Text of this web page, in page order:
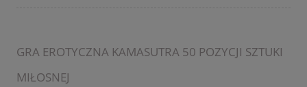
GRA EROTYCZNA KAMASUTRA 50 POZYCJI SZTUKI
MIŁOSNEJ